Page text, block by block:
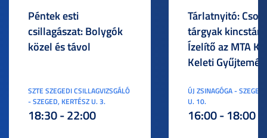
Péntek esti
csillagászat: Bolygók
közel és távol
SZTE SZEGEDI CSILLAGVIZSGÁLÓ
- SZEGED, KERTÉSZ U. 3.
18:30 - 22:00
Tárlatnyitó:
tárgyak
Ízelítő az MTA
Keleti
ÚJ ZSINAGÓGA -
U. 10.
16:00 - 18:00